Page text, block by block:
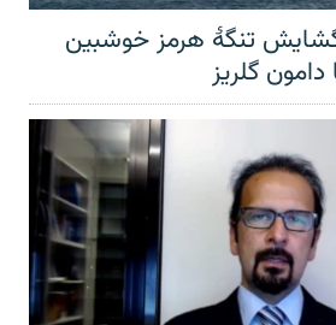
تنگهٔ هرمز خوشبین
گلریز